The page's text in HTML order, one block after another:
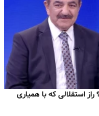
استقلالی که با همیاری